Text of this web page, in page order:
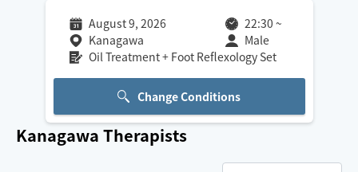
August 9, 2026 22:30 ~
Kanagawa
Male
Oil Treatment + Foot Reflexology Set
Change Conditions
Kanagawa Therapists